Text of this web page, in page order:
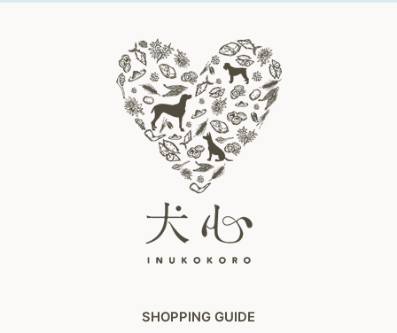
SHOPPING GUIDE